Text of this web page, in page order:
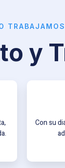
TRABAJAMOS
y
Con su